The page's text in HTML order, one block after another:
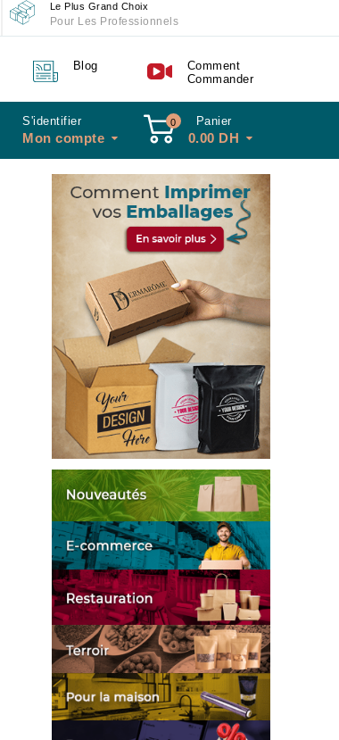
Le Plus Grand Choix
Pour Les Professionnels
Blog
Comment
Commander
S'identifier
Mon compte
0 Panier
0.00 DH